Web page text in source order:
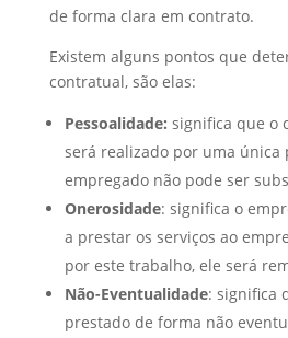
de forma clara em contrato.
Existem alguns pontos que
contratual, são elas:
Pessoalidade: significa que o
será realizado por uma única
empregado não pode ser
Onerosidade: significa o
a prestar os serviços ao
por este trabalho, ele será
Não-Eventualidade: significa
prestado de forma não